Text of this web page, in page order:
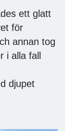
ett glatt
för
annan tog
i alla fall
djupet